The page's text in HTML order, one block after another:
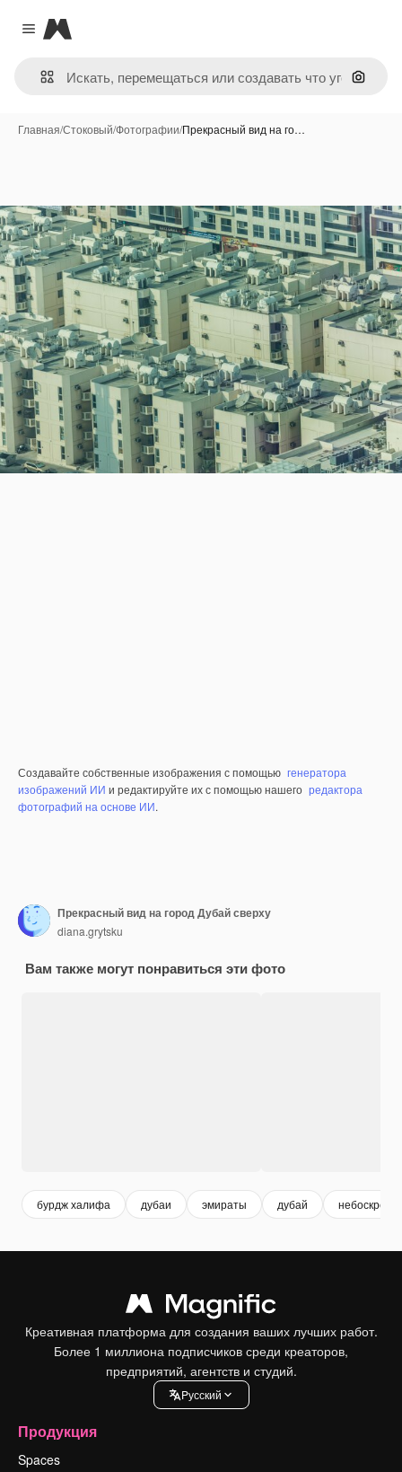
Close menu
Magnific
Поиск
Главная/Стоковый/Фотографии/Прекрасный вид на го…
Создавайте собственные изображения с помощью генератора
изображений ИИ и редактируйте их с помощью нашего редактора
фотографий на основе ИИ.
Прекрасный вид на город Дубай сверху
diana.grytsku
Вам также могут понравиться эти фото
бурдж халифа дубаи эмираты дубай небоскреб
Креативная платформа для создания ваших лучших работ.
Более 1 миллиона подписчиков среди креаторов,
предприятий, агентств и студий.
Pусский
Продукция
Spaces